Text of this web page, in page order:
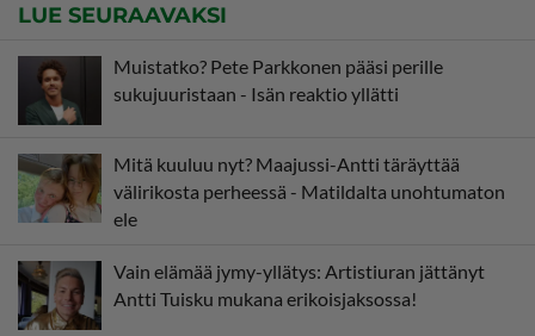
LUE SEURAAVAKSI
Muistatko? Pete Parkkonen pääsi perille
sukujuuristaan - Isän reaktio yllätti
Mitä kuuluu nyt? Maajussi-Antti täräyttää
välirikosta perheessä - Matildalta unohtumaton
ele
Vain elämää jymy-yllätys: Artistiuran jättänyt
Antti Tuisku mukana erikoisjaksossa!